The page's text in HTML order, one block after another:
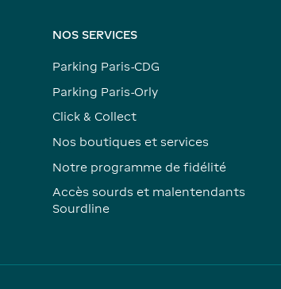
NOS SERVICES
Parking Paris-CDG
Parking Paris-Orly
Click & Collect
Nos boutiques et services
Notre programme de fidélité
Accès sourds et malentendants
Sourdline